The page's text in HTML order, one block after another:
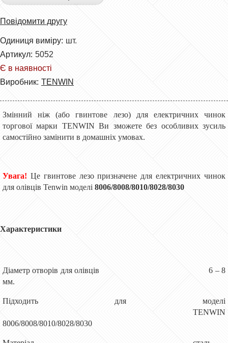
Повідомити другу
Одиниця виміру: шт.
Артикул: 5052
Є в наявності
Виробник: TENWIN
Змінний ніж (або гвинтове лезо) для електричних чинок
торгової марки TENWIN Ви зможете без особливих зусиль
самостійно замінити в домашніх умовах.
Увага! Це гвинтове лезо призначене для електричних чинок
для олівців Tenwin моделі 8006/8008/8010/8028/8030
Характеристики
Діаметр отворів для олівців
6 – 8
мм.
Підходить для моделі
TENWIN
8006/8008/8010/8028/8030